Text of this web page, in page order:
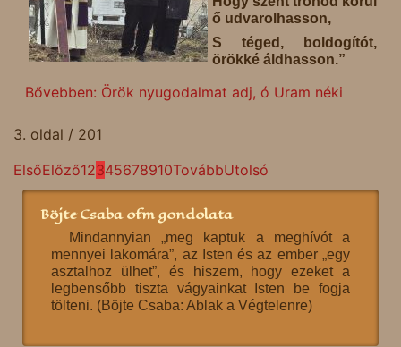
ő udvarolhasson,
S téged, boldogítót,
örökké áldhasson.”
Bővebben: Örök nyugodalmat adj, ó Uram néki
3. oldal / 201
ElsőElőző12345678910TovábbUtolsó
Böjte Csaba ofm gondolata
Mindannyian „meg kaptuk a meghívót a
mennyei lakomára”, az Isten és az ember „egy
asztalhoz ülhet”, és hiszem, hogy ezeket a
legbensőbb tiszta vágyainkat Isten be fogja
tölteni. (Böjte Csaba: Ablak a Végtelenre)